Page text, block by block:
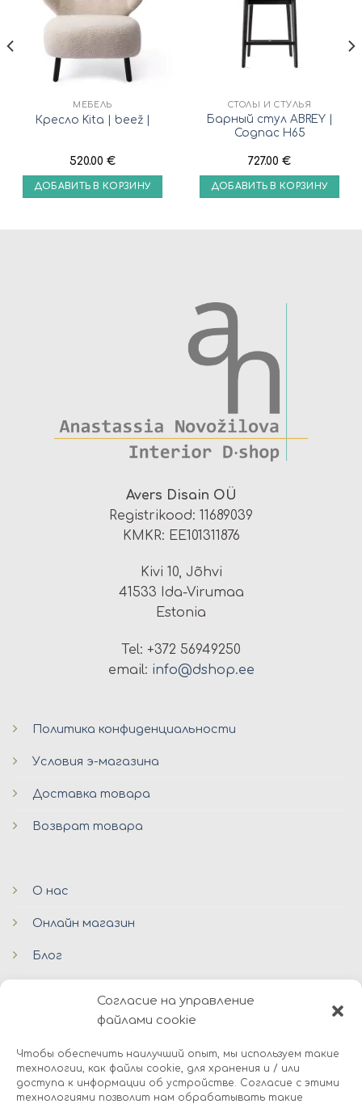
Согласие на управление
файлами cookie
Чтобы обеспечить наилучший опыт, мы используем такие
технологии, как файлы cookie, для хранения и / или
доступа к информации об устройстве. Согласие с этими
технологиями позволит нам обрабатывать такие
МЕБЕЛЬ
Кресло Kita | beež |
520.00 €
ДОБАВИТЬ В КОРЗИНУ
СТОЛЫ И СТУЛЬЯ
Барный стул ABREY |
Cognac H65
727.00 €
ДОБАВИТЬ В КОРЗИНУ
Avers Disain OÜ
Registrikood: 11689039
KMKR: EE101311876
Kivi 10, Jõhvi
41533 Ida-Virumaa
Estonia
Tel: +372 56949250
email: info@dshop.ee
Политика конфиденциальности
Условия э-магазина
Доставка товара
Возврат товара
О нас
Онлайн магазин
Блог